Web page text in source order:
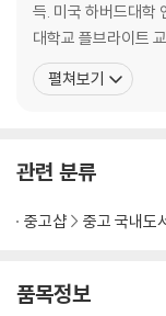
득. 미국 하버드대학
대학교 플브라이트
강대학교 영문과 교
교수로 있다. 1976년 『문학사상』에 평론 등단, 서울시문화상 문학부
펼쳐보기
관련 분류
중고샵 중고 국내도
품목정보